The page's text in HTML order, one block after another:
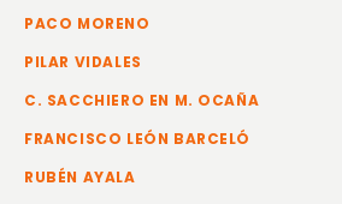
PACO MORENO
PILAR VIDALES
C. SACCHIERO EN M. OCAÑA
FRANCISCO LEÓN BARCELÓ
RUBÉN AYALA